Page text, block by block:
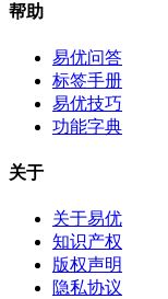
帮助
易优问答
标签手册
易优技巧
功能字典
关于
关于易优
知识产权
版权声明
隐私协议